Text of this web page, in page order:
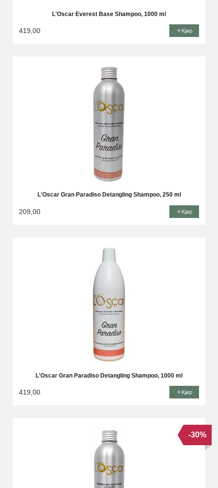
L'Oscar Everest Base Shampoo, 1000 ml
419,00 Kjøp
L'Oscar Gran Paradiso Detangling Shampoo, 250 ml
209,00 Kjøp
L'Oscar Gran Paradiso Detangling Shampoo, 1000 ml
419,00 Kjøp
-30%